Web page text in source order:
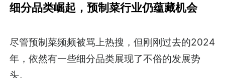
细分品类崛起，预制菜行业仍蕴藏机会
尽管预制菜频频被骂上热搜，但刚刚过去的2024
年，依然有一些细分品类展现了不俗的发展势
头。